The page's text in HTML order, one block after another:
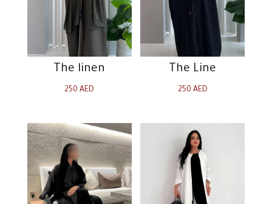
The Line
250 AED
The linen
250AED